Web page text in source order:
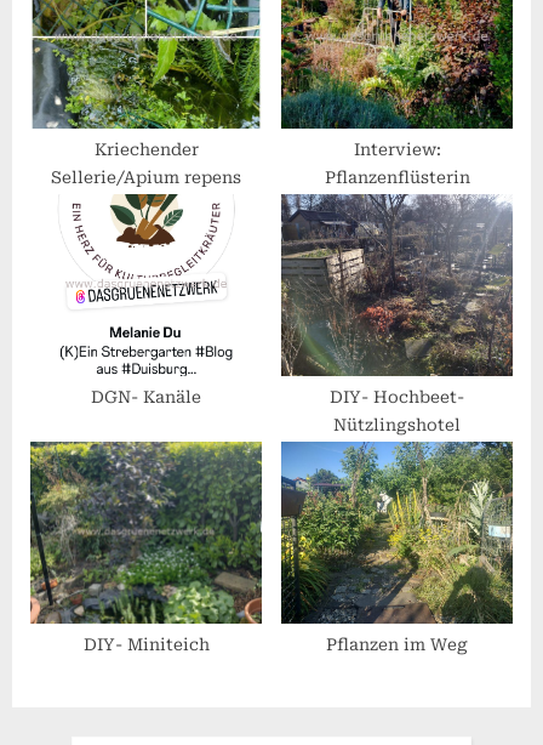
s
P
o
s
:
s
t
:
Kriechender
Sellerie/Apium repens
Interview:
Pflanzenflüsterin
DGN- Kanäle
DIY- Hochbeet-
Nützlingshotel
DIY- Miniteich Pflanzen im Weg